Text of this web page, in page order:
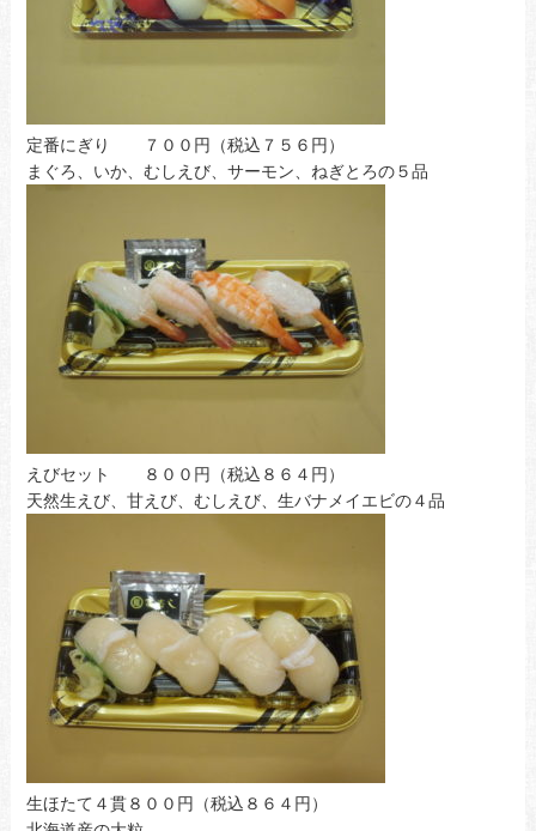
定番にぎり ７００円（税込７５６円）
まぐろ、いか、むしえび、サーモン、ねぎとろの５品
えびセット ８００円（税込８６４円）
天然生えび、甘えび、むしえび、生バナメイエビの４品
生ほたて４貫８００円（税込８６４円）